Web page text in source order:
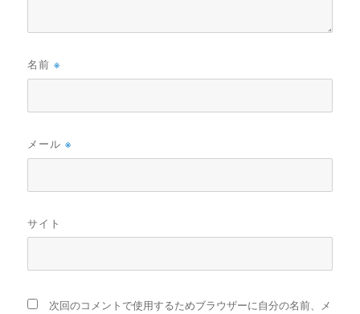
名前※
メール※
サイト
次回のコメントで使用するためブラウザーに自分の名前、メ